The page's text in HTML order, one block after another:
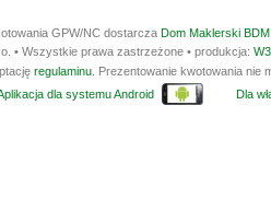
GPW/NC dostarcza Dom Maklerski
• Wszystkie prawa zastrzeżone • produkcja:
regulaminu . Prezentowanie kwotowania
dla systemu Android Dla